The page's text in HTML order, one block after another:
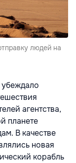
людей на
убеждало
агентства,
планете
В качестве
новая
корабль